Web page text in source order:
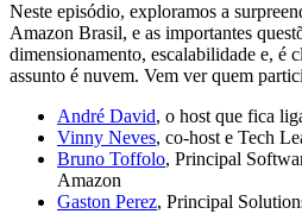
Neste episódio, exploramos a
Amazon Brasil, e as importantes
dimensionamento, escalabilidade e, é
assunto é nuvem. Vem ver quem
André David, o host que fica
Vinny Neves, co-host e Tech
Bruno Toffolo, Principal
Amazon
Gaston Perez, Principal